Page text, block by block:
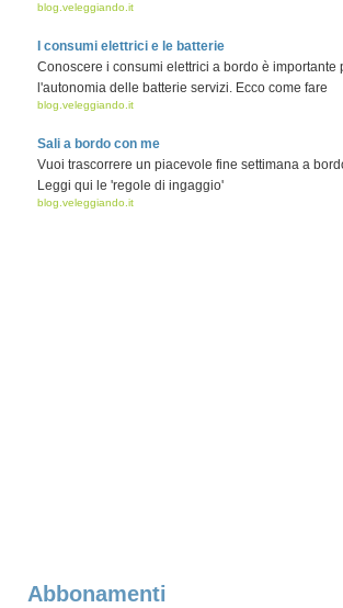
blog.veleggiando.it
I consumi elettrici e le batterie
Conoscere i consumi elettrici a bordo è importante
l'autonomia delle batterie servizi. Ecco come fare
blog.veleggiando.it
Sali a bordo con me
Vuoi trascorrere un piacevole fine settimana a
Leggi qui le 'regole di ingaggio'
blog.veleggiando.it
Abbonamenti